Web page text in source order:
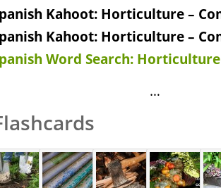
Kahoot: Horticulture –
Kahoot: Horticulture –
Word Search:
…